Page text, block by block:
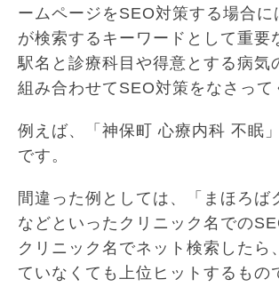
ームページをSEO対策する場合に
が検索するキーワードとして重要
駅名と診療科目や得意とする病気
組み合わせてSEO対策をなさって
例えば、「神保町 心療内科 不眠
です。
間違った例としては、「まほろば
などといったクリニック名での
クリニック名でネット検索したら
ていなくても上位ヒットするもの